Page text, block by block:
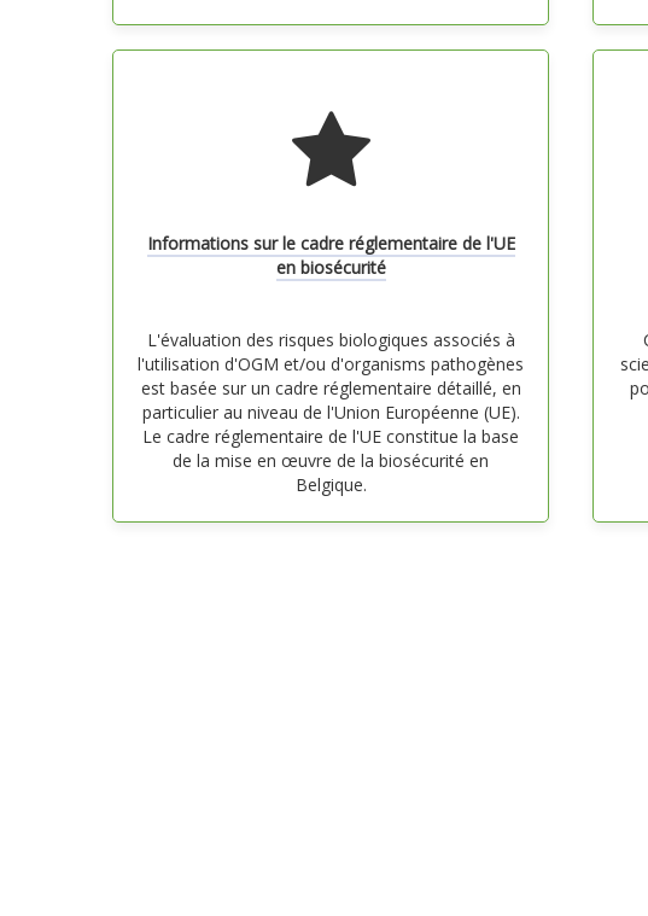
Informations sur le cadre réglementaire de l'UE
en biosécurité
L'évaluation des risques biologiques associés à
l'utilisation d'OGM et/ou d'organisms pathogènes
est basée sur un cadre réglementaire détaillé, en
particulier au niveau de l'Union Européenne (UE).
Le cadre réglementaire de l'UE constitue la base
de la mise en œuvre de la biosécurité en
Belgique.